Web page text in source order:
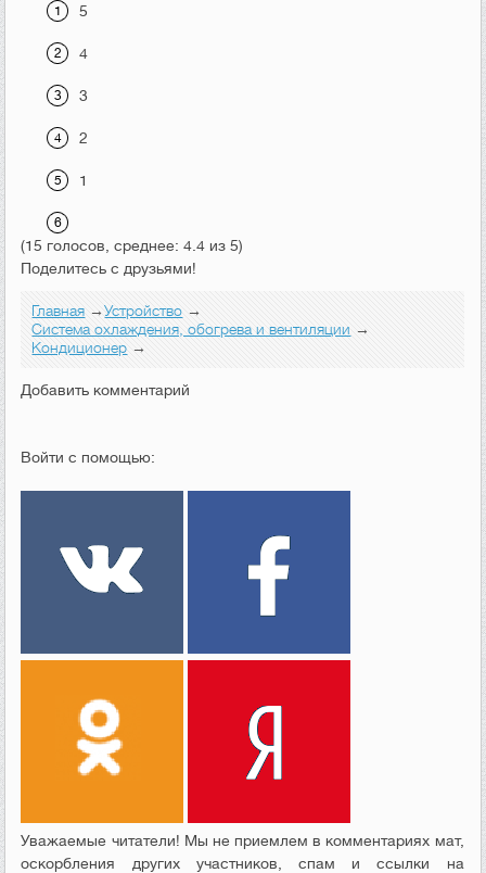
5
4
3
2
1
(15 голосов, среднее: 4.4 из 5)
Поделитесь с друзьями!
Главная →Устройство →
Система охлаждения, обогрева и вентиляции →
Кондиционер →
Добавить комментарий
Войти с помощью:
Уважаемые читатели! Мы не приемлем в комментариях мат,
оскорбления других участников, спам и ссылки на